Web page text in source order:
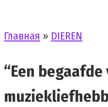
Главная » DIEREN
“Een